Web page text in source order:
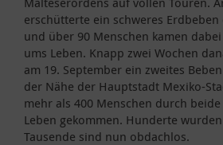
erschütterte ein schweres
und über 90 Menschen kamen
ums Leben. Knapp zwei Wochen
am 19. September ein zweites
der Nähe der Hauptstadt Mexiko-
mehr als 400 Menschen durch
Leben gekommen. Hunderte
Tausende sind nun obdachlos.